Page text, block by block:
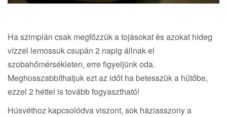
Ha szimplán csak megfőzzük a tojásokat és azokat hideg
vízzel lemossuk csupán 2 napig állnak el
szobahőmérsékleten, erre figyeljünk oda.
Meghosszabbíthatjuk ezt az időt ha betesszük a hűtőbe,
ezzel 2 héttel is tovább fogyasztható!
Húsvéthoz kapcsolódva viszont, sok háziasszony a